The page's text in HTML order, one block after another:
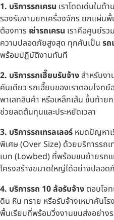
1. บริการรถเครน เราโดดเด่นในด้าน
รองรับงานยกเครื่องจักร ยกแผ่น
ต้องการ เช่ารถเครน เราคือศูนย์รวม
ความปลอดภัยสูงสุด ทุกคันเป็น รถ
พร้อมปฏิบัติงานทันที
2. บริการรถเฮี๊ยบรับจ้างสำหรับง
คันเดียว รถเฮี๊ยบของเราตอบโจท
พาเลทสินค้า หรือเหล็กเส้น ขึ้นท้าย
ช่วยลดต้นทุนและประหยัดเวลา
3. บริการรถเทรลเลอร์ หมดปัญหา
พิเศษ (Over Size) ด้วยบริการรถเ
เบท (Lowbed) ที่พร้อมขนย้ายรถ
โครงสร้างขนาดใหญ่ได้อย่างปลอด
4. บริการรถ 10 ล้อรับจ้าง ตอบโจ
ดิน หิน ทราย หรือรับจ้างเหมาคันโ
พื้นเรียบที่พร้อมวิ่งงานขนส่งอย่างร